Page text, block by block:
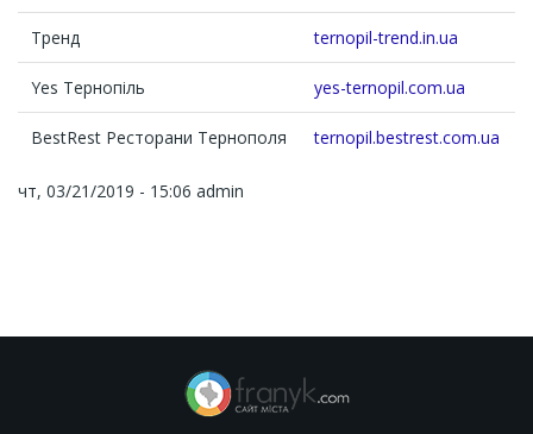
Тренд ternopil-trend.in.ua
Yes Тернопіль yes-ternopil.com.ua
BestRest Ресторани Тернополя ternopil.bestrest.com.ua
чт, 03/21/2019 - 15:06 admin